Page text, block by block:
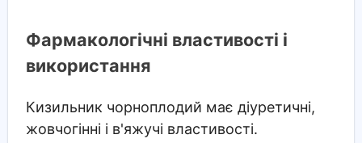
Фармакологічні властивості і
використання
Кизильник чорноплодий має діуретичні,
жовчогінні і в'яжучі властивості.